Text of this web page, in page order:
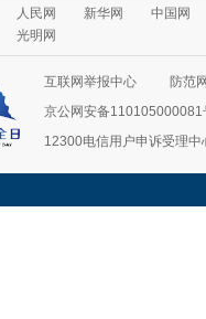
人民网 新华网
中国网
光明网
互联网举报中心
防范
京公网安备110105000081
12300电信用户申诉受理中